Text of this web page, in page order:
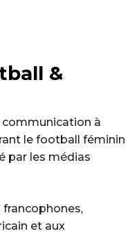
&
communication à
le football féminin
par les médias
francophones,
et aux